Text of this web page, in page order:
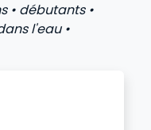
• débutants •
l'eau •